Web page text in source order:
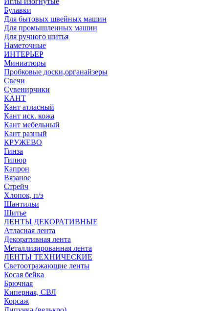
Булавки
Для бытовых швейных машин
Для промышленных машин
Для ручного шитья
Наметочные
ИНТЕРЬЕР
Миниатюры
Пробковые доски,органайзеры
Свечи
Сувенирчики
КАНТ
Кант атласный
Кант иск. кожа
Кант мебельный
Кант разный
КРУЖЕВО
Гинза
Гипюр
Капрон
Вязаное
Стрейч
Хлопок, п/э
Шантильи
Шитье
ЛЕНТЫ ДЕКОРАТИВНЫЕ
Атласная лента
Декоративная лента
Металлизированная лента
ЛЕНТЫ ТЕХНИЧЕСКИЕ
Светоотражающие ленты
Косая бейка
Брючная
Киперная, СВЛ
Корсаж